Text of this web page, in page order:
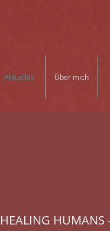
Aktuelles Über mich
HEALING